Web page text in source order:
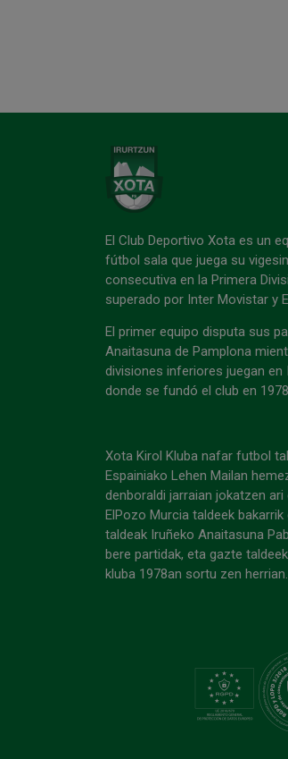
El Club Deportivo Xota es un
fútbol sala que juega su
consecutiva en la Primera
superado por Inter Movistar y
El primer equipo disputa sus
Anaitasuna de Pamplona
divisiones inferiores juegan en
donde se fundó el club en
Xota Kirol Kluba nafar futbol
Espainiako Lehen Mailan
denboraldi jarraian jokatzen
ElPozo Murcia taldeek bakarrik
taldeak Iruñeko Anaitasuna
bere partidak, eta gazte
kluba 1978an sortu zen herrian.